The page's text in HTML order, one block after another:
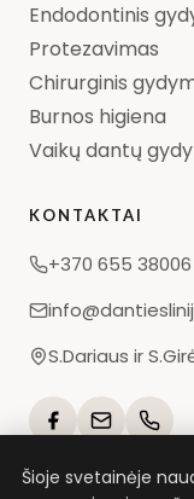
Endodontinis
Protezavimas
Chirurginis
Burnos higiena
Vaikų dantų
KONTAKTAI
+370 655 38006
S.Dariaus ir
Šioje svetainėje